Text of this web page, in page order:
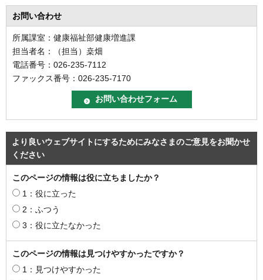
お問い合わせ
所属課室：健康福祉部健康増進課
担当者名：（担当）桒畑
電話番号：026-235-7112
ファックス番号：026-235-7170
より良いウェブサイトにするためにみなさまのご意見をお聞かせ
ください
このページの情報は役に立ちましたか？
1：役に立った
2：ふつう
3：役に立たなかった
このページの情報は見つけやすかったですか？
1：見つけやすかった